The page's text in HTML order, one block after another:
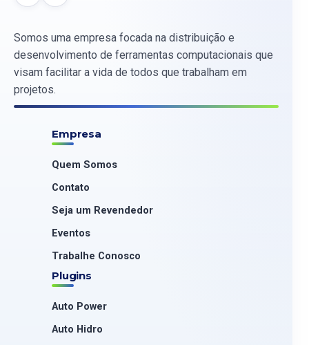
Somos uma empresa focada na distribuição e
desenvolvimento de ferramentas computacionais que
visam facilitar a vida de todos que trabalham em
projetos.
Empresa
Quem Somos
Contato
Seja um Revendedor
Eventos
Trabalhe Conosco
Plugins
Auto Power
Auto Hidro